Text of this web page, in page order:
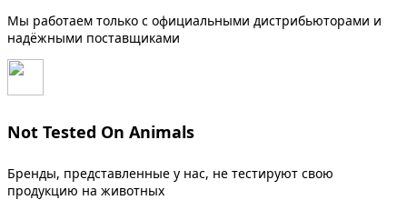
Мы работаем только с официальными дистрибьюторами и
надёжными поставщиками
Not Tested On Animals
Бренды, представленные у нас, не тестируют свою
продукцию на животных